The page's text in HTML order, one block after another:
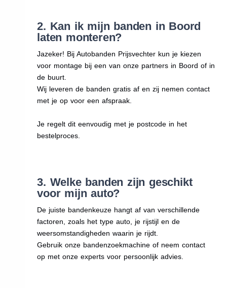
2. Kan ik mijn banden in Boord
laten monteren?
Jazeker! Bij Autobanden Prijsvechter kun je kiezen
voor montage bij een van onze partners in Boord of in
de buurt.
Wij leveren de banden gratis af en zij nemen contact
met je op voor een afspraak.
Je regelt dit eenvoudig met je postcode in het
bestelproces.
3. Welke banden zijn geschikt
voor mijn auto?
De juiste bandenkeuze hangt af van verschillende
factoren, zoals het type auto, je rijstijl en de
weersomstandigheden waarin je rijdt.
Gebruik onze bandenzoekmachine of neem contact
op met onze experts voor persoonlijk advies.